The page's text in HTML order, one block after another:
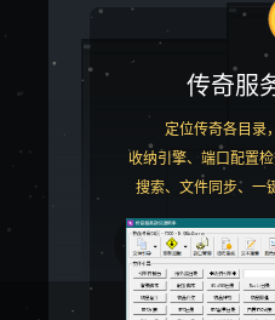
传奇服
定位传奇各目录
收纳引擎、端口配置
搜索、文件同步、一